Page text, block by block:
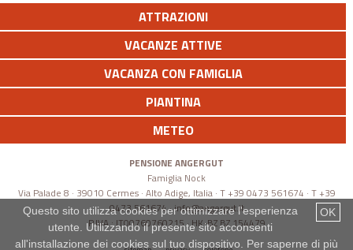
ATTRAZIONI
VACANZE ATTIVE
VACANZA CON FAMIGLIA
PIANTINA
METEO
PENSIONE ANGERGUT
Famiglia Nock
Via Palade 8 · 39010 Cermes · Alto Adige, Italia · T +39 0473 561674 · T +39
0473 561674 ·info@angergut.it
P.IVA.: IT00760760215 · HK-BZ BZ 154479
OK
Questo sito utilizza cookies per ottimizzare l'esperienza
utente. Utilizzando il presente sito acconsenti
all'installazione dei cookies sul tuo dispositivo. Per saperne di più